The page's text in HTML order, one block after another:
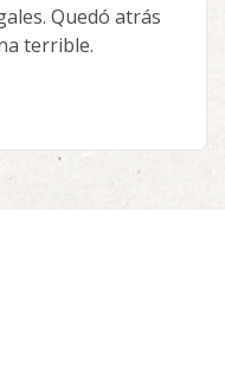
Quedó atrás
terrible.